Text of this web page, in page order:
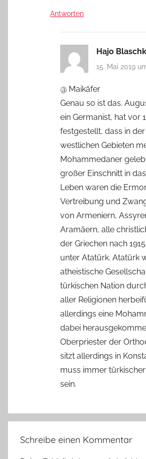
Antworten
Hajo
15. Mai 2019
@ Maikäfer
Genau so ist das.
ein Germanist, hat vor
festgestellt, dass in
westlichen Gebieten
Mohammedaner
großer Einschnitt in
Leben waren die
Vertreibung und
von Armeniern,
Aramäern, alle
der Griechen nach
unter Atatürk. Atatürk
atheistische
türkischen Nation
aller Religionen
allerdings eine
dabei
Oberpriester der
sitzt allerdings in
muss immer
sein.
Schreibe einen Kommentar